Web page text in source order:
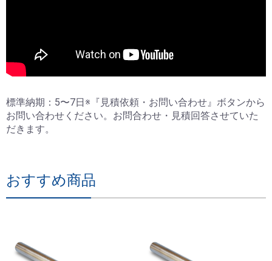
標準納期：5〜7日※『見積依頼・お問い合わせ』ボタンから
お問い合わせください。お問合わせ・見積回答させていた
だきます。
おすすめ商品